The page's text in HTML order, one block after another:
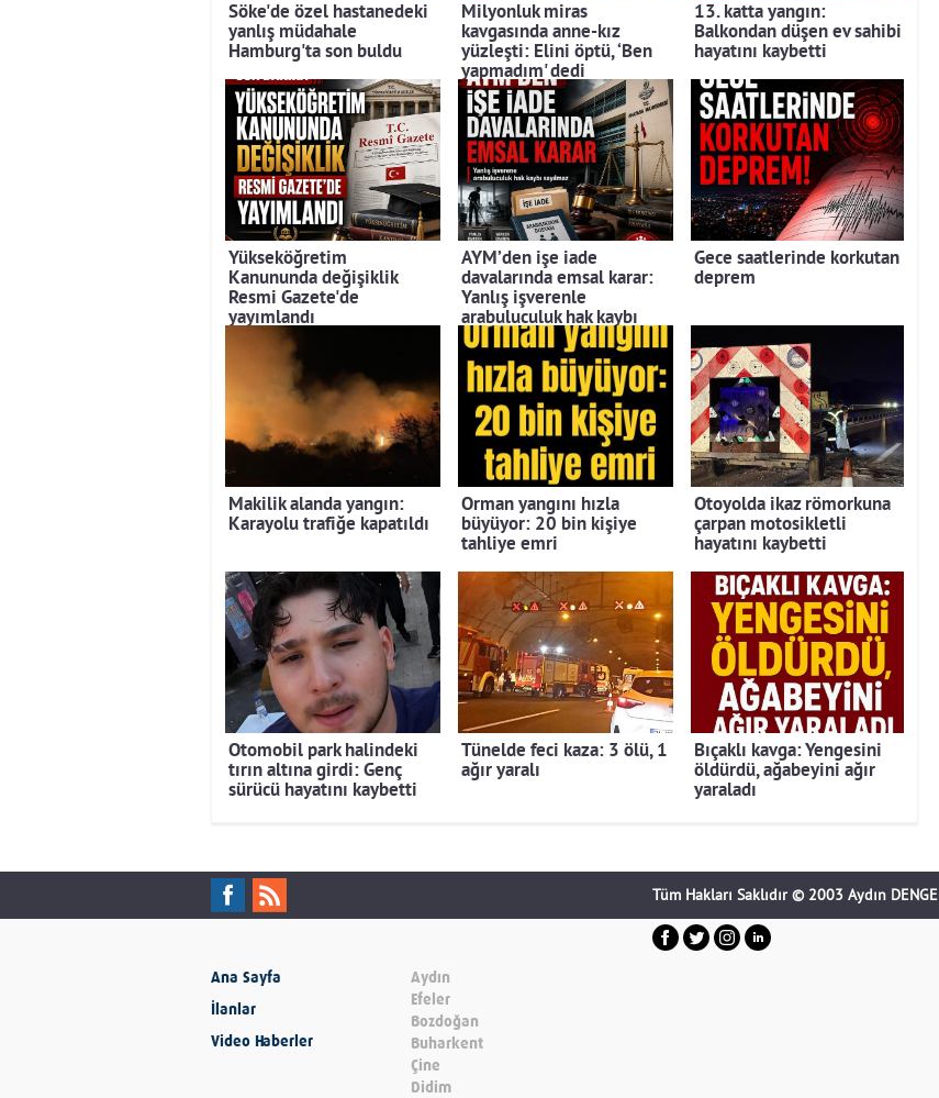
Söke'de özel hastanedeki
yanlış müdahale
Hamburg'ta son buldu
Milyonluk miras
kavgasında anne-kız
yüzleşti: Elini öptü, ‘Ben
yapmadım' dedi
13. katta yangın:
Balkondan düşen ev sahibi
hayatını kaybetti
Yükseköğretim
Kanununda değişiklik
Resmi Gazete'de
yayımlandı
AYM’den işe iade
davalarında emsal karar:
Yanlış işverenle
arabuluculuk hak kaybı
sayılmadı
Gece saatlerinde korkutan
deprem
Makilik alanda yangın:
Karayolu trafiğe kapatıldı
Orman yangını hızla
büyüyor: 20 bin kişiye
tahliye emri
Otoyolda ikaz römorkuna
çarpan motosikletli
hayatını kaybetti
Otomobil park halindeki
tırın altına girdi: Genç
sürücü hayatını kaybetti
Tünelde feci kaza: 3 ölü, 1
ağır yaralı
Bıçaklı kavga: Yengesini
öldürdü, ağabeyini ağır
yaraladı
Tüm Hakları Saklıdır © 2003 Aydın DENGE
Ana Sayfa
İlanlar
Video Haberler
Aydın
Efeler
Bozdoğan
Buharkent
Çine
Didim